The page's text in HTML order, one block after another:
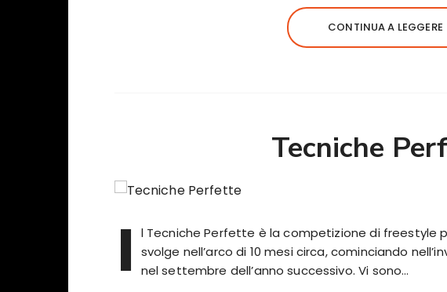
CONTINUA A LEGGERE
Tecniche
I
l Tecniche Perfette è la competizione di freestyle
svolge nell’arco di 10 mesi circa, cominciando
nel settembre dell’anno successivo. Vi sono…